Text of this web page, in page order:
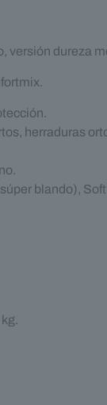
versión dureza
herraduras
blando),